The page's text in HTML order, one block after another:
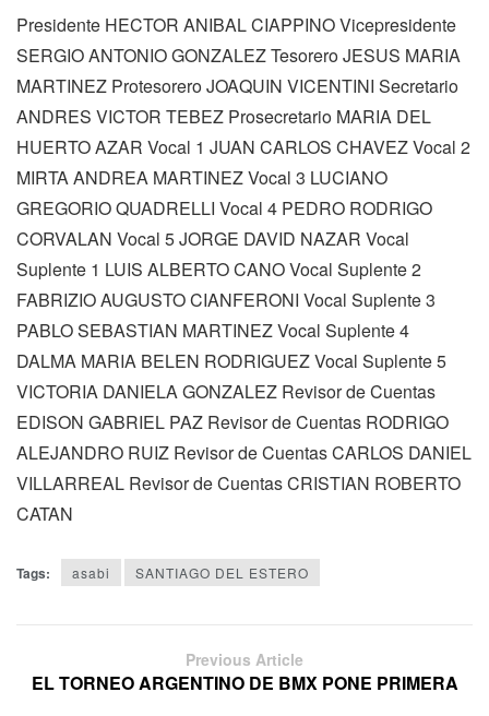
Presidente HECTOR ANIBAL CIAPPINO Vicepresidente
SERGIO ANTONIO GONZALEZ Tesorero JESUS MARIA
MARTINEZ Protesorero JOAQUIN VICENTINI Secretario
ANDRES VICTOR TEBEZ Prosecretario MARIA DEL
HUERTO AZAR Vocal 1 JUAN CARLOS CHAVEZ Vocal 2
MIRTA ANDREA MARTINEZ Vocal 3 LUCIANO
GREGORIO QUADRELLI Vocal 4 PEDRO RODRIGO
CORVALAN Vocal 5 JORGE DAVID NAZAR Vocal
Suplente 1 LUIS ALBERTO CANO Vocal Suplente 2
FABRIZIO AUGUSTO CIANFERONI Vocal Suplente 3
PABLO SEBASTIAN MARTINEZ Vocal Suplente 4
DALMA MARIA BELEN RODRIGUEZ Vocal Suplente 5
VICTORIA DANIELA GONZALEZ Revisor de Cuentas
EDISON GABRIEL PAZ Revisor de Cuentas RODRIGO
ALEJANDRO RUIZ Revisor de Cuentas CARLOS DANIEL
VILLARREAL Revisor de Cuentas CRISTIAN ROBERTO
CATAN
Tags: asabi SANTIAGO DEL ESTERO
Previous Article
EL TORNEO ARGENTINO DE BMX PONE PRIMERA